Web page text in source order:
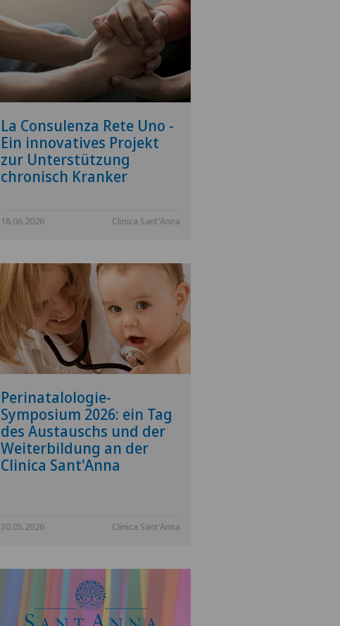
La Consulenza Rete Uno -
Ein innovatives Projekt
zur Unterstützung
chronisch Kranker
18.06.2026 Clinica Sant'Anna
Perinatalologie-
Symposium 2026: ein Tag
des Austauschs und der
Weiterbildung an der
Clinica Sant'Anna
30.05.2026 Clinica Sant'Anna